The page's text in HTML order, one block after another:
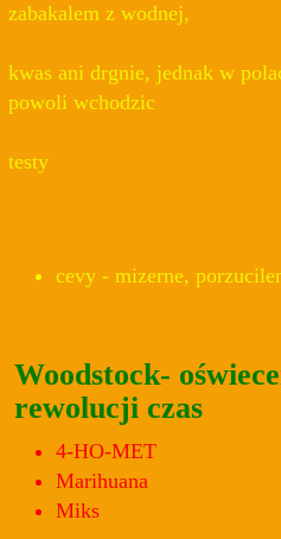
zabakalem z wodnej,
kwas ani drgnie, jednak w
powoli wchodzic
testy
cevy - mizerne,
Woodstock-
rewolucji czas
4-HO-MET
Marihuana
Miks